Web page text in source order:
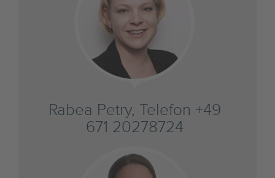
Rabea Petry, Telefon +49
671 20278724